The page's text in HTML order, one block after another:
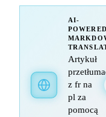
AI-
Artykuł
z fr na
pl za
pomocą